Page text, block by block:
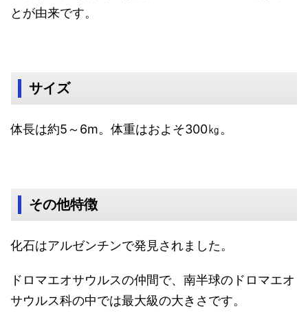
とが由来です。
サイズ
体長は約5～6m。体重はおよそ300㎏。
その他特徴
化石はアルゼンチンで発見されました。
ドロマエオサウルスの仲間で、南半球のドロマエオ
サウルス科の中では最大級の大きさです。